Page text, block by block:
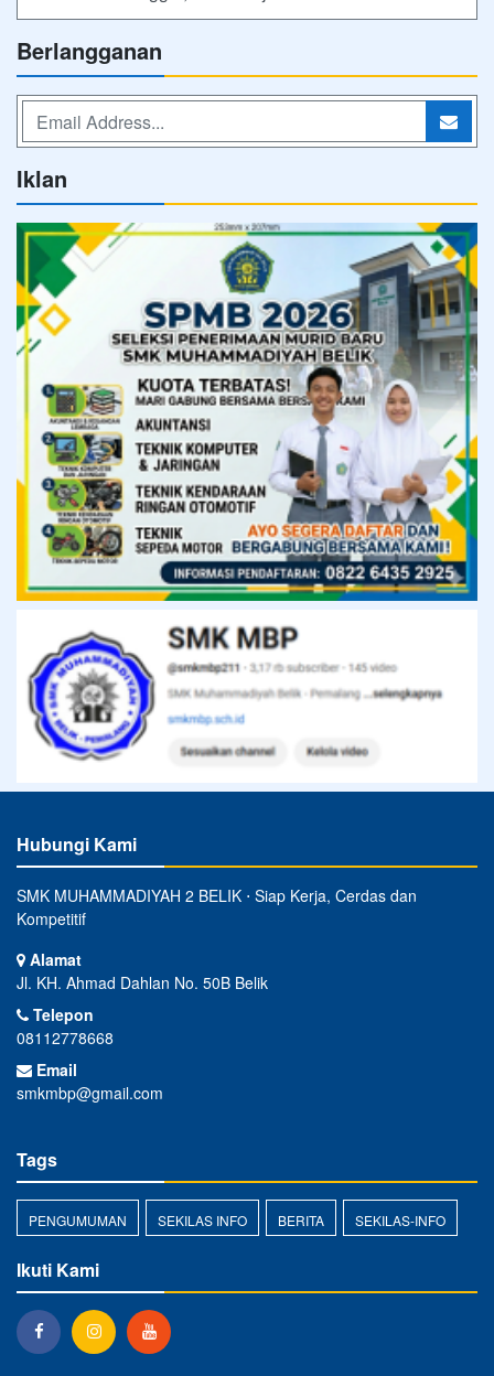
Berlangganan
Iklan
Hubungi Kami
SMK MUHAMMADIYAH 2 BELIK ⋅ Siap Kerja, Cerdas dan
Kompetitif
Alamat
Jl. KH. Ahmad Dahlan No. 50B Belik
Telepon
08112778668
Email
smkmbp@gmail.com
Tags
PENGUMUMAN SEKILAS INFO BERITA SEKILAS-INFO
Ikuti Kami